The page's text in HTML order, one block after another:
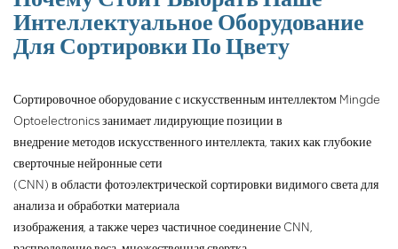
технические требования к
материалам для шероховатой
поверхности и т. д., а также
срок службы, чтобы
обеспечить лучшую
производительность для
разделения частиц руды.
Интеллектуальное Оборудование
Для Сортировки По Цвету
Сортировочное оборудование с искусственным интеллектом Mingde
Optoelectronics занимает лидирующие позиции в
внедрение методов искусственного интеллекта, таких как глубокие
сверточные нейронные сети
(CNN) в области фотоэлектрической сортировки видимого света для
анализа и обработки материала
изображения, а также через частичное соединение CNN,